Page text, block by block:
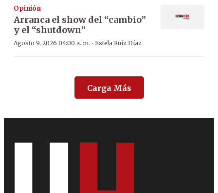
Opinión
Arranca el show del “cambio”
y el “shutdown”
Agosto 9, 2026 04:00 a. m. · Estela Ruíz Díaz
Carga Más